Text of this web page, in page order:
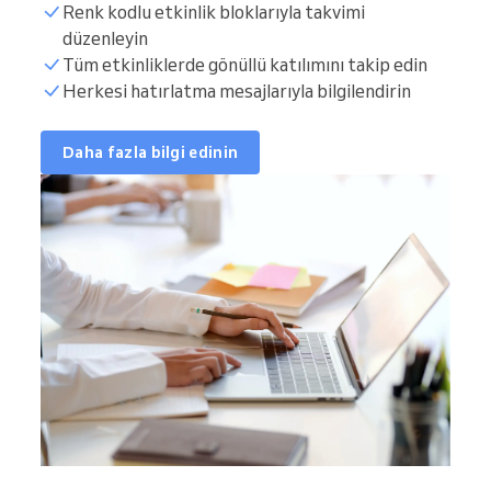
Renk kodlu etkinlik bloklarıyla takvimi
düzenleyin
Tüm etkinliklerde gönüllü katılımını takip edin
Herkesi hatırlatma mesajlarıyla bilgilendirin
Daha fazla bilgi edinin